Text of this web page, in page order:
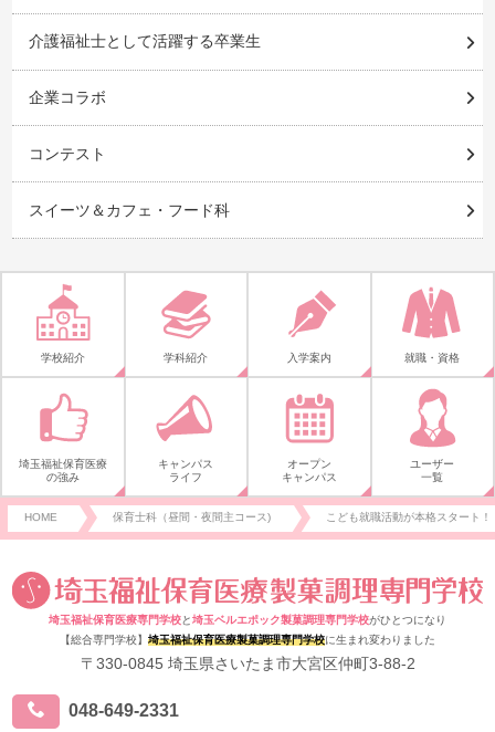
介護福祉士として活躍する卒業生
企業コラボ
コンテスト
スイーツ＆カフェ・フード科
学校紹介 学科紹介 入学案内 就職・資格
埼玉福祉保育医療
の強み
キャンパス
ライフ
オープン
キャンパス
ユーザー
一覧
HOME 保育士科（昼間・夜間主コース) こども就職活動が本格スタート！
埼玉福祉保育医療専門学校と埼玉ベルエポック製菓調理専門学校がひとつになり
【総合専門学校】 埼玉福祉保育医療製菓調理専門学校に生まれ変わりました
〒330-0845 埼玉県さいたま市大宮区仲町3-88-2
048-649-2331